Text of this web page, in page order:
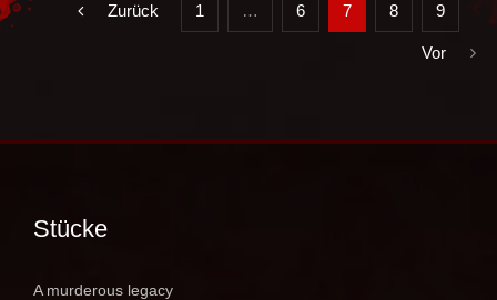
Zurück 1 … 6 7 8 9
Vor
Stücke
A murderous legacy